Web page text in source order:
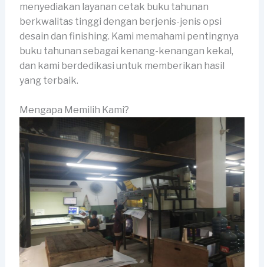
menyediakan layanan cetak buku tahunan
berkwalitas tinggi dengan berjenis-jenis opsi
desain dan finishing. Kami memahami pentingnya
buku tahunan sebagai kenang-kenangan kekal,
dan kami berdedikasi untuk memberikan hasil
yang terbaik.
Mengapa Memilih Kami?